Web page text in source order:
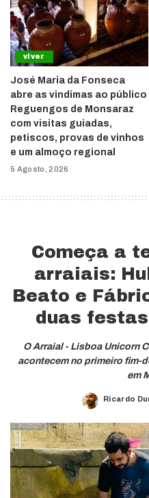
viver
José Maria da Fonseca
abre as vindimas ao público
Reguengos de Monsaraz
com visitas guiadas,
petiscos, provas de vinhos
e um almoço regional
5 Agosto, 2026
Começa a
arraiais:
Beato e
duas
O Arraial - Lisboa Unicorn
acontecem no primeiro fim-
em
Posted
Ricardo